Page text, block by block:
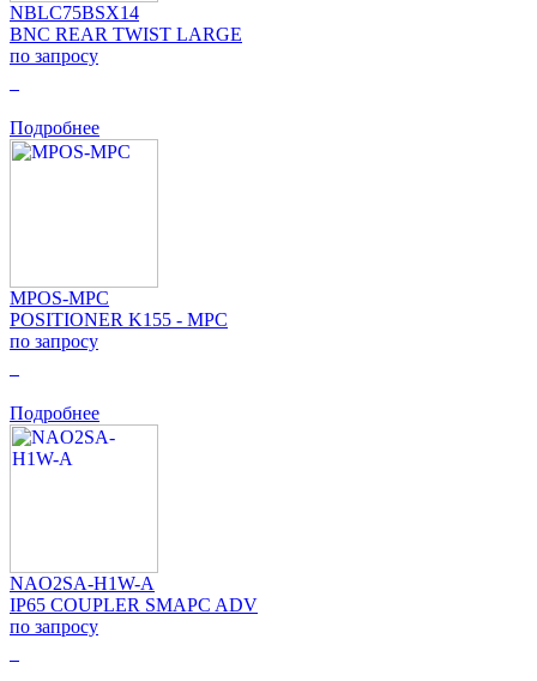
NBLC75BSX14
BNC REAR TWIST LARGE
по запросу
Подробнее
MPOS-MPC
POSITIONER K155 - MPC
по запросу
Подробнее
NAO2SA-H1W-A
IP65 COUPLER SMAPC ADV
по запросу